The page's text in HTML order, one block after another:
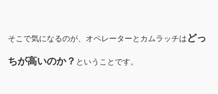
そこで気になるのが、オペレーターとカムラッチは どっ
ちが高いのか？ ということです。